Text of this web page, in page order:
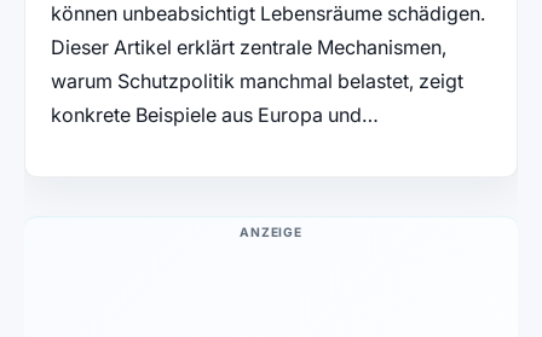
können unbeabsichtigt Lebensräume schädigen.
Dieser Artikel erklärt zentrale Mechanismen,
warum Schutzpolitik manchmal belastet, zeigt
konkrete Beispiele aus Europa und…
ANZEIGE